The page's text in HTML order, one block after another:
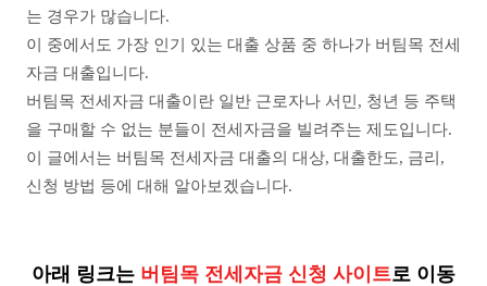
는 경우가 많습니다.
이 중에서도 가장 인기 있는 대출 상품 중 하나가 버팀목 전세
자금 대출입니다.
버팀목 전세자금 대출이란 일반 근로자나 서민, 청년 등 주택
을 구매할 수 없는 분들이 전세자금을 빌려주는 제도입니다.
이 글에서는 버팀목 전세자금 대출의 대상, 대출한도, 금리,
신청 방법 등에 대해 알아보겠습니다.
아래 링크는 버팀목 전세자금 신청 사이트로 이동